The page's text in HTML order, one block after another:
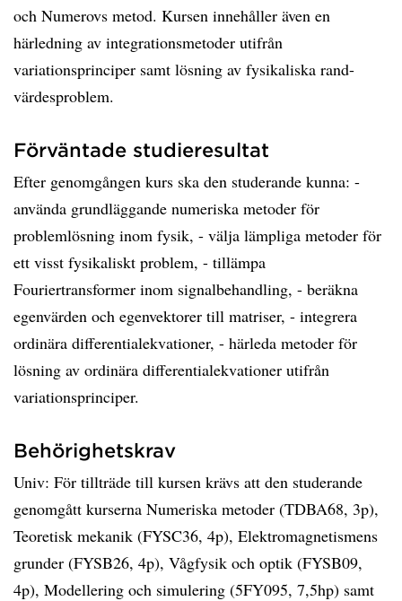
och Numerovs metod. Kursen innehåller även en
härledning av integrationsmetoder utifrån
variationsprinciper samt lösning av fysikaliska rand-
värdesproblem.
Förväntade studieresultat
Efter genomgången kurs ska den studerande kunna: -
använda grundläggande numeriska metoder för
problemlösning inom fysik, - välja lämpliga metoder för
ett visst fysikaliskt problem, - tillämpa
Fouriertransformer inom signalbehandling, - beräkna
egenvärden och egenvektorer till matriser, - integrera
ordinära differentialekvationer, - härleda metoder för
lösning av ordinära differentialekvationer utifrån
variationsprinciper.
Behörighetskrav
Univ: För tillträde till kursen krävs att den studerande
genomgått kurserna Numeriska metoder (TDBA68, 3p),
Teoretisk mekanik (FYSC36, 4p), Elektromagnetismens
grunder (FYSB26, 4p), Vågfysik och optik (FYSB09,
4p), Modellering och simulering (5FY095, 7,5hp) samt